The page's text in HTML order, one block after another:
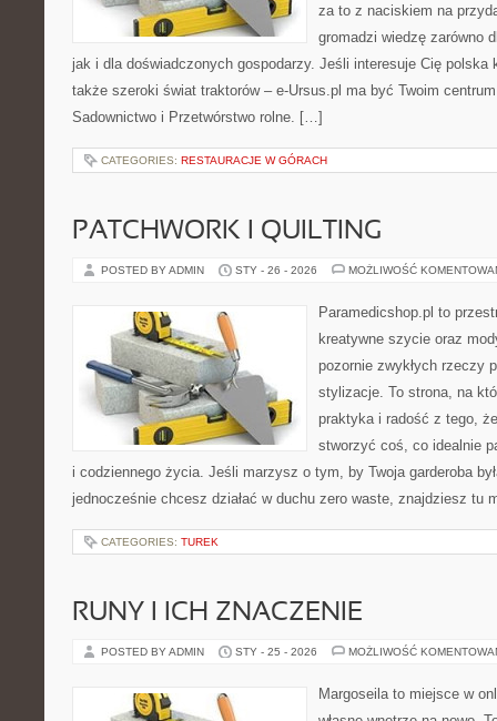
za to z naciskiem na
gromadzi wiedzę zarówno
jak i dla doświadczonych gospodarzy. Jeśli interesuje Cię polska
także szeroki świat traktorów – e-Ursus.pl ma być Twoim
Sadownictwo i Przetwórstwo rolne. […]
CATEGORIES: RESTAURACJE W GÓRACH
PATCHWORK I QUILTING
POSTED BY ADMIN STY - 26 - 2026 MOŻLIWOŚĆ
Paramedicshop.pl to
kreatywne szycie oraz
pozornie zwykłych rzeczy
stylizacje. To strona, na
praktyka i radość z tego,
stworzyć coś, co idealnie
i codziennego życia. Jeśli marzysz o tym, by Twoja garderoba
jednocześnie chcesz działać w duchu zero waste, znajdziesz tu
CATEGORIES: TUREK
RUNY I ICH ZNACZENIE
POSTED BY ADMIN STY - 25 - 2026 MOŻLIWOŚĆ
Margoseila to miejsce w